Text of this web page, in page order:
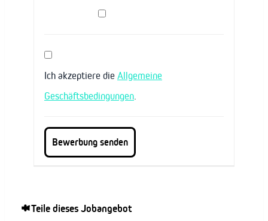
Ich akzeptiere die Allgemeine
Geschäftsbedingungen
Teile dieses Jobangebot